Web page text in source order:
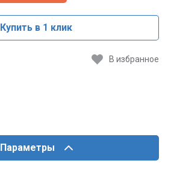
Купить в 1 клик
В избранное
Параметры